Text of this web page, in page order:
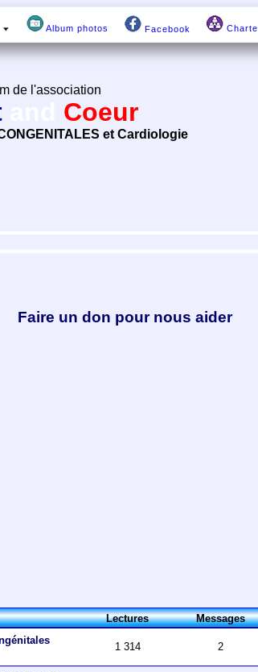
Album photos Facebook Charte
de l'association
Coeur
et Cardiologie
Faire un don pour nous aider
Lectures Messages
1 314 2